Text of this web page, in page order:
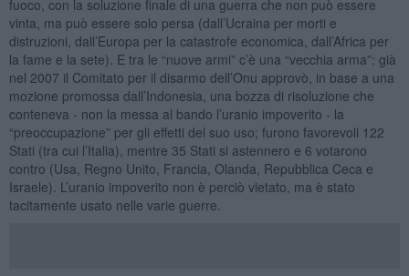
fuoco, con la soluzione finale di una guerra che non può essere
vinta, ma può essere solo persa (dall’Ucraina per morti e
distruzioni, dall’Europa per la catastrofe economica, dall’Africa per
la fame e la sete). E tra le “nuove armi” c’è una “vecchia arma”: già
nel 2007 il Comitato per il disarmo dell’Onu approvò, in base a una
mozione promossa dall’Indonesia, una bozza di risoluzione che
conteneva - non la messa al bando l’uranio impoverito - la
“preoccupazione” per gli effetti del suo uso; furono favorevoli 122
Stati (tra cui l’Italia), mentre 35 Stati si astennero e 6 votarono
contro (Usa, Regno Unito, Francia, Olanda, Repubblica Ceca e
Israele). L’uranio impoverito non è perciò vietato, ma è stato
tacitamente usato nelle varie guerre.